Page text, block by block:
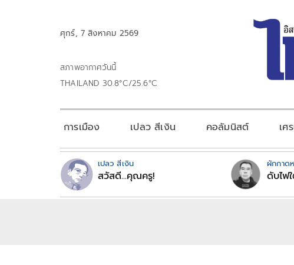
ศุกร์, 7 สิงหาคม 2569
สภาพอากาศวันนี้
THAILAND 30.8°C/25.6°C
การเมือง เปลว สีเงิน คอลัมนิสต์ เศ
เปลว สีเงิน
สวัสดี...คุณครู!
ผักกาด
ดับไฟ